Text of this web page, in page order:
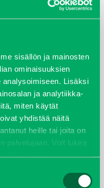
sisällön ja mainosten
ominaisuuksien
Lisäksi
ja analytiikka-
miten käytät
yhdistää näitä
heille tai joita on
palvelujaan. Voit lukea
evästeet